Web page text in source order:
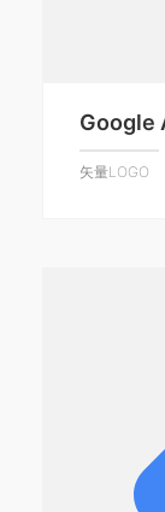
Google
矢量LOGO